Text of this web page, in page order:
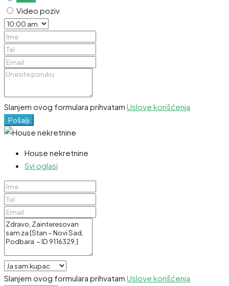
Video poziv
Slanjem ovog formulara prihvatam Uslove korišćenja
Pošalji
House nekretnine
Svi oglasi
Slanjem ovog formulara prihvatam Uslove korišćenja